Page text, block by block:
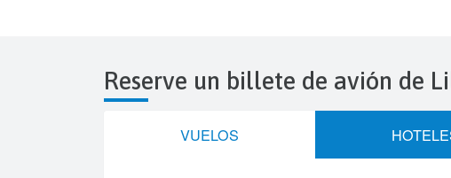
Reserve un billete de avión de